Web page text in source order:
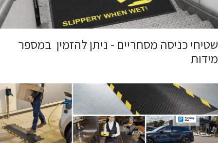
שטיחי כניסה מסחריים - ניתן להזמין במספר
מידות